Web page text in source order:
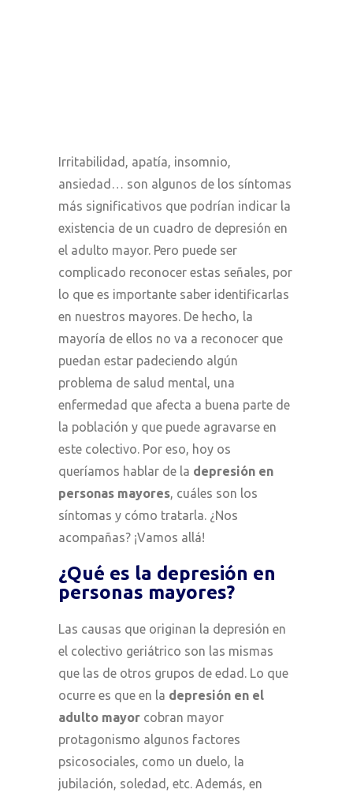
Irritabilidad, apatía, insomnio,
ansiedad… son algunos de los síntomas
más significativos que podrían indicar la
existencia de un cuadro de depresión en
el adulto mayor. Pero puede ser
complicado reconocer estas señales, por
lo que es importante saber identificarlas
en nuestros mayores. De hecho, la
mayoría de ellos no va a reconocer que
puedan estar padeciendo algún
problema de salud mental, una
enfermedad que afecta a buena parte de
la población y que puede agravarse en
este colectivo. Por eso, hoy os
queríamos hablar de la depresión en
personas mayores, cuáles son los
síntomas y cómo tratarla. ¿Nos
acompañas? ¡Vamos allá!
¿Qué es la depresión en
personas mayores?
Las causas que originan la depresión en
el colectivo geriátrico son las mismas
que las de otros grupos de edad. Lo que
ocurre es que en la depresión en el
adulto mayor cobran mayor
protagonismo algunos factores
psicosociales, como un duelo, la
jubilación, soledad, etc. Además, en